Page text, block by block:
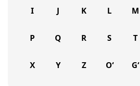
I J K L M
P Q R S T
X Y Z O‘ G‘